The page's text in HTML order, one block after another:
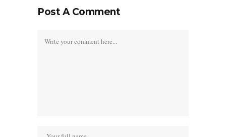
Post A Comment